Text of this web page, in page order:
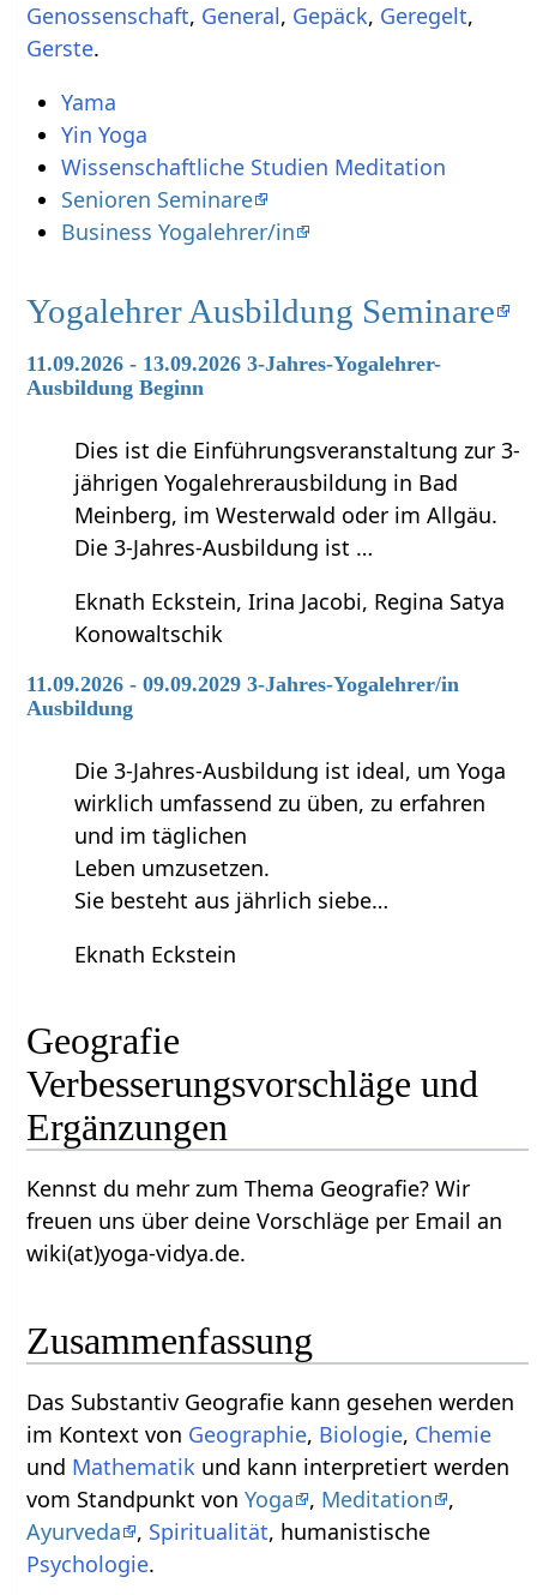
, , Gepäck,
,
.
Yama
Yin Yoga
Wissenschaftliche Studien Meditation
Senioren Seminare
Business Yogalehrer/in
Yogalehrer Ausbildung Seminare
11.09.2026 - 13.09.2026 3-Jahres-Yogalehrer-
Ausbildung Beginn
Dies ist die Einführungsveranstaltung zur 3-
jährigen Yogalehrerausbildung in Bad
Meinberg, im Westerwald oder im Allgäu.
Die 3-Jahres-Ausbildung ist …
Eknath Eckstein, Irina Jacobi, Regina Satya
Konowaltschik
11.09.2026 - 09.09.2029 3-Jahres-Yogalehrer/in
Ausbildung
Die 3-Jahres-Ausbildung ist ideal, um Yoga
wirklich umfassend zu üben, zu erfahren
und im täglichen
Leben umzusetzen.
Sie besteht aus jährlich siebe…
Eknath Eckstein
Geografie‏‎
Verbesserungsvorschläge und
Ergänzungen
Kennst du mehr zum Thema Geografie? Wir
freuen uns über deine Vorschläge per Email an
wiki(at)yoga-vidya.de.
Zusammenfassung
Das Substantiv Geografie‏‎ kann gesehen werden
im Kontext von Geographie, Biologie, Chemie
und Mathematik und kann interpretiert werden
vom Standpunkt vonYoga , Meditation
,
Ayurveda
, Spiritualität, humanistische
Psychologie.